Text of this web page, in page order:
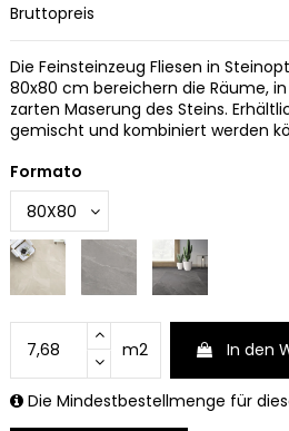
Bruttopreis
Die Feinsteinzeug Fliesen in
80x80 cm bereichern die Räume,
zarten Maserung des Steins.
gemischt und kombiniert werden
Formato
m2 In den
Die Mindestbestellmenge für